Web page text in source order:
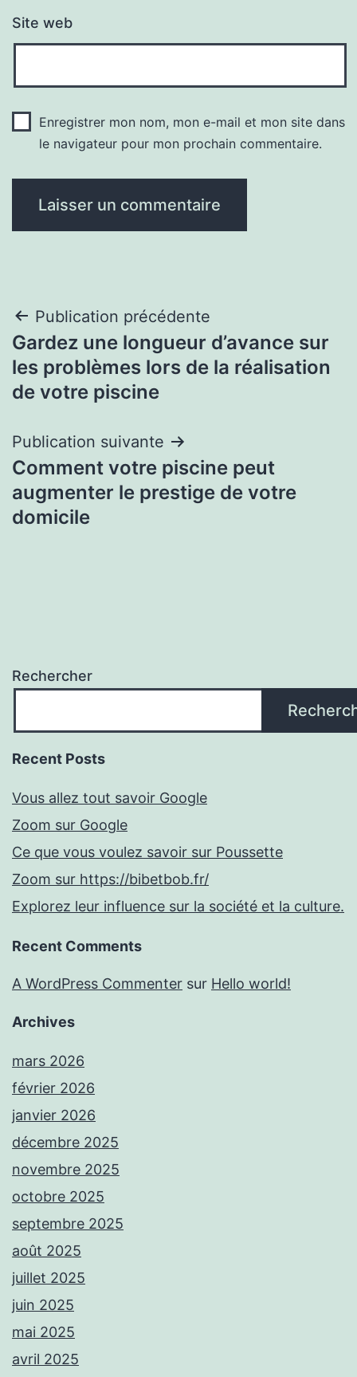
Site web
Enregistrer mon nom, mon e-mail et mon site dans
le navigateur pour mon prochain commentaire.
Navigation
de
l’article
Publication précédente
Gardez une longueur d’avance sur
les problèmes lors de la réalisation
de votre piscine
Publication suivante
Comment votre piscine peut
augmenter le prestige de votre
domicile
Rechercher
Recent Posts
Vous allez tout savoir Google
Zoom sur Google
Ce que vous voulez savoir sur Poussette
Zoom sur https://bibetbob.fr/
Explorez leur influence sur la société et la culture.
Recent Comments
A WordPress Commenter sur Hello world!
Archives
mars 2026
février 2026
janvier 2026
décembre 2025
novembre 2025
octobre 2025
septembre 2025
août 2025
juillet 2025
juin 2025
mai 2025
avril 2025